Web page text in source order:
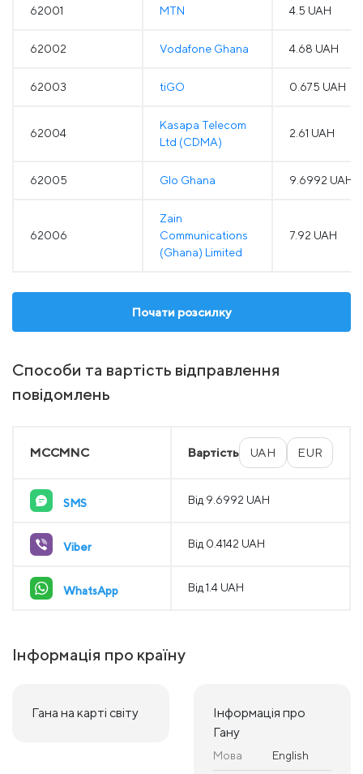
62001 MTN 4.5 UAH
62002 Vodafone Ghana 4.68 UAH
62003 tiGO 0.675 UAH
62004
Kasapa Telecom
Ltd (CDMA)
2.61 UAH
62005 Glo Ghana 9.6992 UAH
62006
Zain
Communications
(Ghana) Limited
7.92 UAH
Почати розсилку
Способи та вартість відправлення
повідомлень
MCCMNC Вартість UAH EUR
SMS Від 9.6992 UAH
Viber Від 0.4142 UAH
WhatsApp Від 1.4 UAH
Інформація про країну
Гана на карті світу
Інформація про
Гану
Мова English